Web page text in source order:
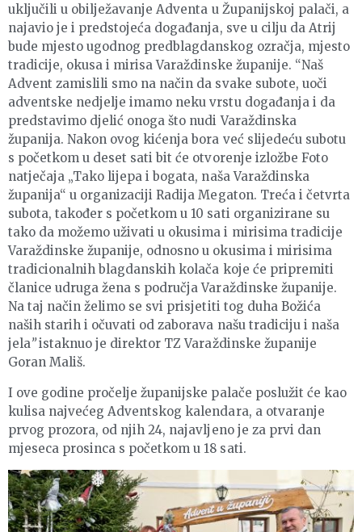
uključili u obilježavanje Adventa u Županijskoj palači, a
najavio je i predstojeća događanja, sve u cilju da Atrij
bude mjesto ugodnog predblagdanskog ozračja, mjesto
tradicije, okusa i mirisa Varaždinske županije. “Naš
Advent zamislili smo na način da svake subote, uoči
adventske nedjelje imamo neku vrstu događanja i da
predstavimo djelić onoga što nudi Varaždinska
županija. Nakon ovog kićenja bora već slijedeću subotu
s početkom u deset sati bit će otvorenje izložbe Foto
natječaja „Tako lijepa i bogata, naša Varaždinska
županija“ u organizaciji Radija Megaton. Treća i četvrta
subota, također s početkom u 10 sati organizirane su
tako da možemo uživati u okusima i mirisima tradicije
Varaždinske županije, odnosno u okusima i mirisima
tradicionalnih blagdanskih kolača koje će pripremiti
članice udruga žena s područja Varaždinske županije.
Na taj način želimo se svi prisjetiti tog duha Božića
naših starih i očuvati od zaborava našu tradiciju i naša
jela”istaknuo je direktor TZ Varaždinske županije
Goran Mališ.
I ove godine pročelje županijske palače poslužit će kao
kulisa najvećeg Adventskog kalendara, a otvaranje
prvog prozora, od njih 24, najavljeno je za prvi dan
mjeseca prosinca s početkom u 18 sati.